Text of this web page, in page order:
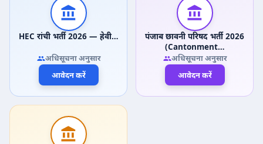
HEC रांची भर्ती 2026 — हेवी…
अधिसूचना अनुसार
आवेदन करें
पंजाब छावनी परिषद भर्ती 2026
(Cantonment…
अधिसूचना अनुसार
आवेदन करें